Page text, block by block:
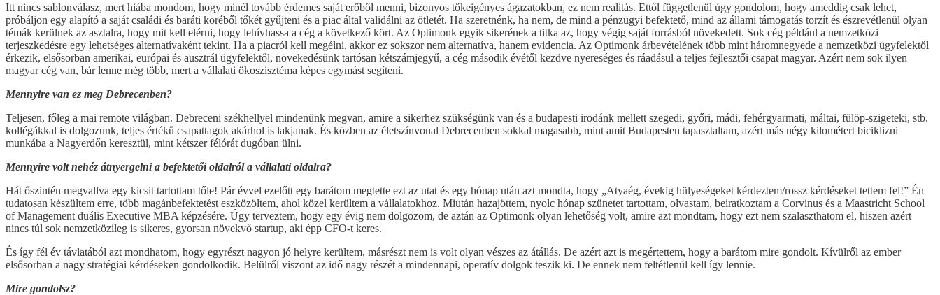
Itt nincs sablonválasz, mert hiába mondom, hogy minél tovább érdemes saját erőből menni, bizonyos tőkeigényes ágazatokban, ez nem realitás. Ettől függetlenül úgy gondolom, hogy ameddig csak lehet,
próbáljon egy alapító a saját családi és baráti köréből tőkét gyűjteni és a piac által validálni az ötletét. Ha szeretnénk, ha nem, de mind a pénzügyi befektető, mind az állami támogatás torzít és észrevétlenül olyan
témák kerülnek az asztalra, hogy mit kell elérni, hogy lehívhassa a cég a következő kört. Az Optimonk egyik sikerének a titka az, hogy végig saját forrásból növekedett. Sok cég például a nemzetközi
terjeszkedésre egy lehetséges alternatívaként tekint. Ha a piacról kell megélni, akkor ez sokszor nem alternatíva, hanem evidencia. Az Optimonk árbevételének több mint háromnegyede a nemzetközi ügyfelektől
érkezik, elsősorban amerikai, európai és ausztrál ügyfelektől, növekedésünk tartósan kétszámjegyű, a cég második évétől kezdve nyereséges és ráadásul a teljes fejlesztői csapat magyar. Azért nem sok ilyen
magyar cég van, bár lenne még több, mert a vállalati ökoszisztéma képes egymást segíteni.
Mennyire van ez meg Debrecenben?
Teljesen, főleg a mai remote világban. Debreceni székhellyel mindenünk megvan, amire a sikerhez szükségünk van és a budapesti irodánk mellett szegedi, győri, mádi, fehérgyarmati, máltai, fülöp-szigeteki, stb.
kollégákkal is dolgozunk, teljes értékű csapattagok akárhol is lakjanak. És közben az életszínvonal Debrecenben sokkal magasabb, mint amit Budapesten tapasztaltam, azért más négy kilométert biciklizni
munkába a Nagyerdőn keresztül, mint kétszer félórát dugóban ülni.
Mennyire volt nehéz átnyergelni a befektetői oldalról a vállalati oldalra?
Hát őszintén megvallva egy kicsit tartottam tőle! Pár évvel ezelőtt egy barátom megtette ezt az utat és egy hónap után azt mondta, hogy „Atyaég, évekig hülyeségeket kérdeztem/rossz kérdéseket tettem fel!” Én
tudatosan készültem erre, több magánbefektetést eszközöltem, ahol közel kerültem a vállalatokhoz. Miután hazajöttem, nyolc hónap szünetet tartottam, olvastam, beiratkoztam a Corvinus és a Maastricht School
of Management duális Executive MBA képzésére. Úgy terveztem, hogy egy évig nem dolgozom, de aztán az Optimonk olyan lehetőség volt, amire azt mondtam, hogy ezt nem szalaszthatom el, hiszen azért
nincs túl sok nemzetközileg is sikeres, gyorsan növekvő startup, aki épp CFO-t keres.
És így fél év távlatából azt mondhatom, hogy egyrészt nagyon jó helyre kerültem, másrészt nem is volt olyan vészes az átállás. De azért azt is megértettem, hogy a barátom mire gondolt. Kívülről az ember
elsősorban a nagy stratégiai kérdéseken gondolkodik. Belülről viszont az idő nagy részét a mindennapi, operatív dolgok teszik ki. De ennek nem feltétlenül kell így lennie.
Mire gondolsz?